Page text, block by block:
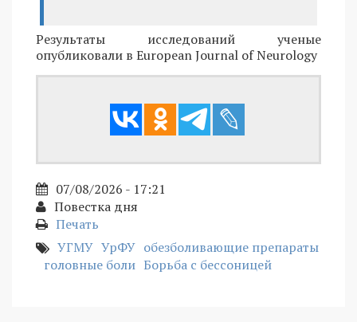
Результаты исследований ученые
опубликовали в European Journal of Neurology
07/08/2026 - 17:21
Повестка дня
Печать
УГМУ УрФУ обезболивающие препараты
головные боли Борьба с бессоницей